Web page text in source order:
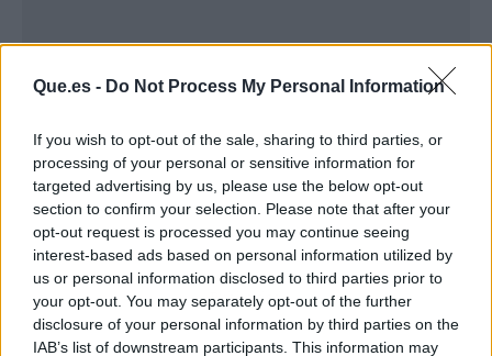
Que.es - Do Not Process My Personal Information
If you wish to opt-out of the sale, sharing to third parties, or
processing of your personal or sensitive information for
targeted advertising by us, please use the below opt-out
section to confirm your selection. Please note that after your
opt-out request is processed you may continue seeing
interest-based ads based on personal information utilized by
us or personal information disclosed to third parties prior to
your opt-out. You may separately opt-out of the further
disclosure of your personal information by third parties on the
IAB’s list of downstream participants. This information may
Publicidad